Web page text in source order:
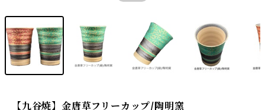
【九谷焼】金唐草フリーカップ/陶明窯